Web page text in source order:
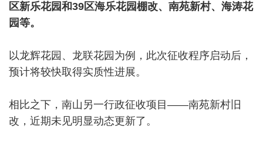
区新乐花园和39区海乐花园棚改、南苑新村、海涛花
园等。
以龙辉花园、龙联花园为例，此次征收程序启动后，
预计将较快取得实质性进展。
相比之下，南山另一行政征收项目——南苑新村旧
改，近期未见明显动态更新了。